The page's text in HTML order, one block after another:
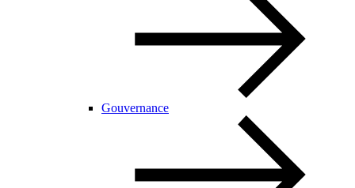
Gouvernance